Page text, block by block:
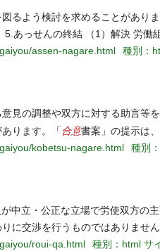
るよう検討を求めることがあり
あっせんの終結 （1）解決 労働
assen-nagare.html
種別：
見の調整や双方に対する助言等
ります。「 合意書案」の提示は
kobetsu-nagare.html
種別
中立・公正な立場で労使双方の
に交渉を行うものではありませ
roui-qa.html
種別：html サ